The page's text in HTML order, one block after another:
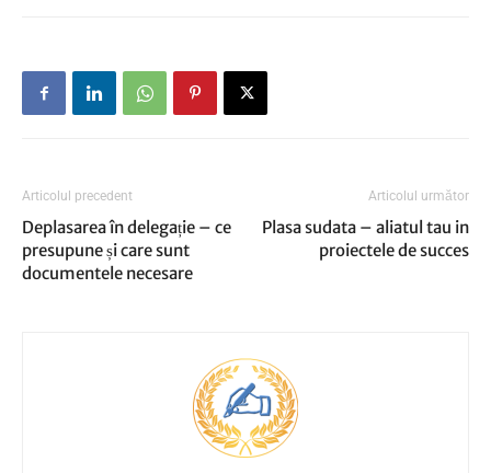
Articolul precedent
Deplasarea în delegație – ce
presupune și care sunt
documentele necesare
Articolul următor
Plasa sudata – aliatul tau in
proiectele de succes